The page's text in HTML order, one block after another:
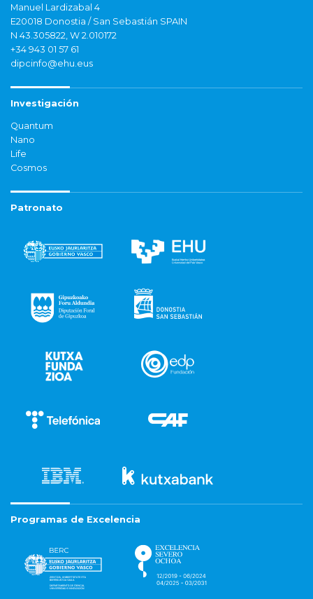
Manuel Lardizabal 4
E20018 Donostia / San Sebastián SPAIN
N 43.305822, W 2.010172
+34 943 01 57 61
dipcinfo@ehu.eus
Investigación
Quantum
Nano
Life
Cosmos
Patronato
Programas de Excelencia